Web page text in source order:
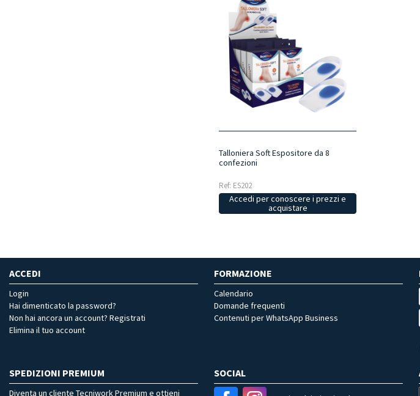
Talloniera Soft Espositore da 8
confezioni
Ref: ES202
Accedi per conoscere i prezzi e
acquistare
ACCEDI
Login
Hai dimenticato la password?
Non hai ancora un account? Registrati
Elimina il tuo account
FORMAZIONE
Calendario
Domande frequenti
Contenuti per WhatsApp Business
SPEDIZIONI PREMIUM
Diventa un cliente Tecniwork Premium e ottieni
SOCIAL